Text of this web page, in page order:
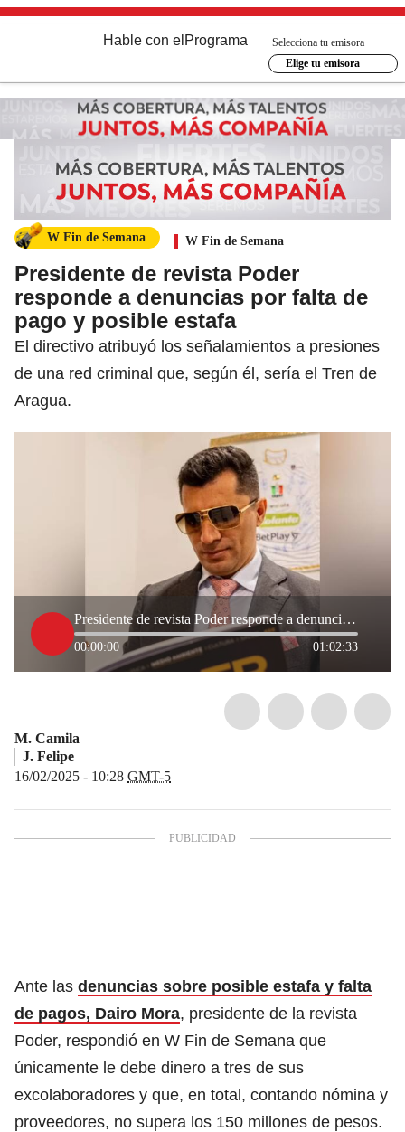
Hable con el Programa
Selecciona tu emisora
Elige tu emisora
W Fin de Semana W Fin de Semana
Presidente de revista Poder
responde a denuncias por falta de
pago y posible estafa
El directivo atribuyó los señalamientos a presiones
de una red criminal que, según él, sería el Tren de
Aragua.
Presidente de revista Poder responde a denuncias por falta de pago y posible estafa
00:00:00 01:02:33
M. Camila
J. Felipe
16/02/2025 - 10:28 GMT-5
Ante las denuncias sobre posible estafa y falta
de pagos, Dairo Mora, presidente de la revista
Poder, respondió en W Fin de Semana que
únicamente le debe dinero a tres de sus
excolaboradores y que, en total, contando nómina y
proveedores, no supera los 150 millones de pesos.